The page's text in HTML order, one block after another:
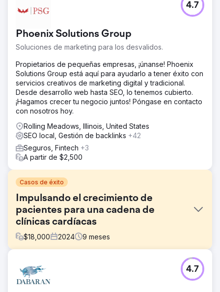
Phoenix Solutions Group
Soluciones de marketing para los desvalidos.
4.7
Propietarios de pequeñas empresas, ¡únanse! Phoenix
Solutions Group está aquí para ayudarlo a tener éxito con
servicios creativos de marketing digital y tradicional.
Desde desarrollo web hasta SEO, lo tenemos cubierto.
¡Hagamos crecer tu negocio juntos! Póngase en contacto
con nosotros hoy.
Rolling Meadows, Illinois, United States
SEO local, Gestión de backlinks +42
Seguros, Fintech +3
A partir de $2,500
Casos de éxito
Impulsando el crecimiento de
pacientes para una cadena de
clínicas cardíacas
$18,000 2024 9 meses
Nuestro cliente era un centro médico cardiovascular
privado con varias clínicas en Singapur que tenía
4.7